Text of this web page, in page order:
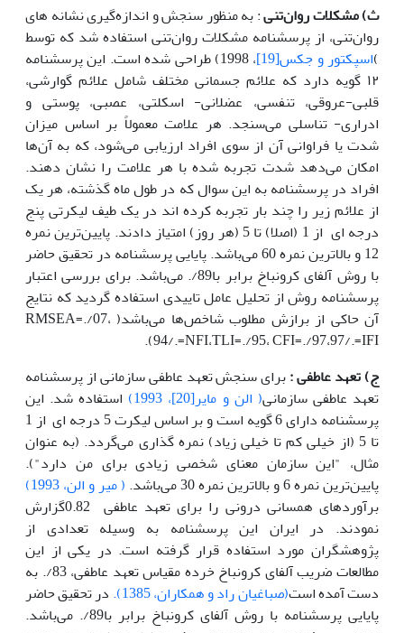
ث) مشکلات روان‌تنی: به منظور سنجش و اندازه‌گیری نشانه ‌های
روان‌تنی، از پرسشنامه مشکلات روان‌تنی استفاده شد که توسط
)اسپکتور و جکس[19]
، 1998) طراحی شده است‌. این پرسشنامه
۱۲ گویه دارد که علائم جسمانی مختلف شامل علائم گوارشی،
قلبی-عروقی، تنفسی، عضلانی- اسکلتی، عصبی، پوستی و
ادراری- تناسلی ‌می‌سنجد‌. هر علامت معمولاً بر اساس میزان
شدت یا فراوانی آن از سوی افراد ارزیابی می‌شود، که به آن‌ها
امکان می‌دهد شدت تجربه شده با هر علامت را نشان دهند.
افراد در پرسشنامه به این سوال که در طول ماه گذشته، هر یک
از علائم زیر را چند بار تجربه کرده اند در یک طیف لیکرتی پنج
درجه ای از 1 (اصلا) تا 5 (هر روز) امتیاز دادند‌. پایین‌ترین نمره
12 و بالاترین نمره 60 می‌باشد. پایایی پرسشنامه در تحقیق حاضر
با روش آلفای کرونباخ برابر با89/. ‌می‌باشد‌. برای بررسی اعتبار
پرسشنامه روش از تحلیل عامل تاییدی استفاده گردید که نتایج
آن حاکی از برازش مطلوب شاخص‌ها ‌می‌باشد( RMSEA=./07،
94/.=NFI،TLI=./95، CFI=./97،97/.=IFI).
ج) تعهد عاطفی :برای سنجش تعهد عاطفی سازمانی از پرسشنامه
تعهد عاطفی سازمانی( الن و مایر[20]، 1993)
استفاده شد. این
پرسشنامه دارای 6 گویه است و بر اساس لیکرت 5 درجه ای از 1
تا 5 (از خیلی کم تا خیلی زیاد) نمره گذاری ‌می‌گردد. (به عنوان
مثال، "این سازمان معنای شخصی زیادی برای من دارد")‌.
پایین‌ترین نمره 6 و بالاترین نمره 30 می‌باشد.
( میر و الن، 1993)
برآوردهای همسانی درونی را برای تعهد عاطفی 0.82گزارش
نمودند‌. در ایران این پرسشنامه به وسیله تعدادی از
پژوهشگران مورد استفاده قرار گرفته است‌. در یکی از این
مطالعات ضریب آلفای کرونباخ خرده مقیاس تعهد عاطفی، 83/. به
دست آمده است(صباغیان راد و همکاران، 1385)‌.
در تحقیق حاضر
پایایی پرسشنامه با روش آلفای کرونباخ برابر با89/. ‌می‌باشد‌.